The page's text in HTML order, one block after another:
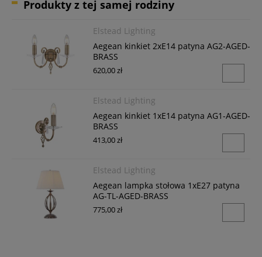
Produkty z tej samej rodziny
Elstead Lighting
Aegean kinkiet 2xE14 patyna AG2-AGED-
BRASS
620,00 zł
Elstead Lighting
Aegean kinkiet 1xE14 patyna AG1-AGED-
BRASS
413,00 zł
Elstead Lighting
Aegean lampka stołowa 1xE27 patyna
AG-TL-AGED-BRASS
775,00 zł